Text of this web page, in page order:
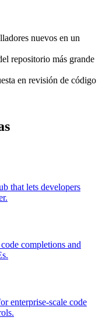
nuevos en un
repositorio más grande
en revisión de código
that lets developers
completions and
enterprise-scale code